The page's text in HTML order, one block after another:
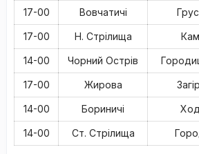
17-00 Вовчатичі
17-00 Н. Стрілища
14-00 Чорний Острів
17-00 Жирова
14-00 Бориничі
14-00 Ст. Стрілища